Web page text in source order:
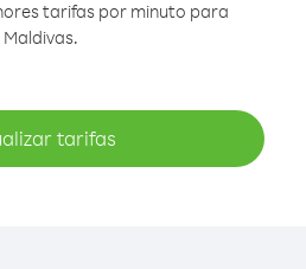
tarifas por minuto para
Maldivas.
tarifas